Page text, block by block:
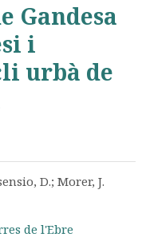
Gandesa
i
urbà de
D.; Morer, J.
de l'Ebre